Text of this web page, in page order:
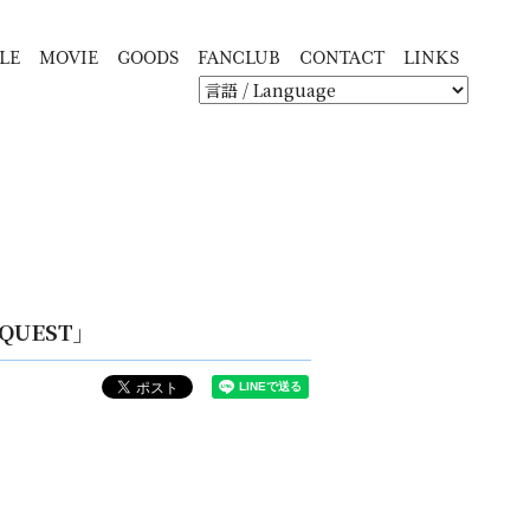
MOVIE GOODS FANCLUB CONTACT LINKS
」